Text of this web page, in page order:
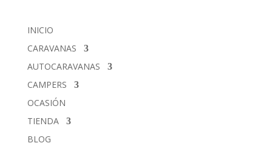
INICIO
CARAVANAS
AUTOCARAVANAS
CAMPERS
OCASIÓN
TIENDA
BLOG